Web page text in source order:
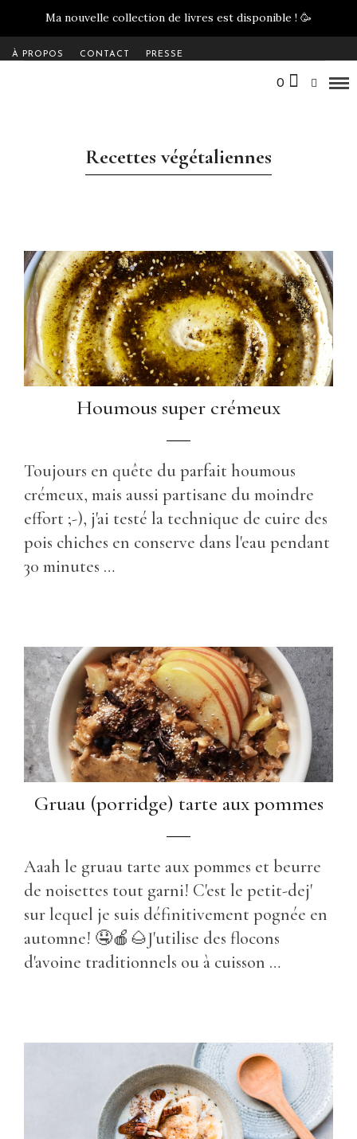
Ma nouvelle collection de livres est disponible ! 🥳
À PROPOS CONTACT PRESSE
0
Recettes végétaliennes
Houmous super crémeux
Toujours en quête du parfait houmous
crémeux, mais aussi partisane du moindre
effort ;-), j'ai testé la technique de cuire des
pois chiches en conserve dans l'eau pendant
30 minutes …
Gruau (porridge) tarte aux pommes
Aaah le gruau tarte aux pommes et beurre
de noisettes tout garni! C'est le petit-dej'
sur lequel je suis définitivement pognée en
automne! 🤤🍎🌰J'utilise des flocons
d'avoine traditionnels ou à cuisson …